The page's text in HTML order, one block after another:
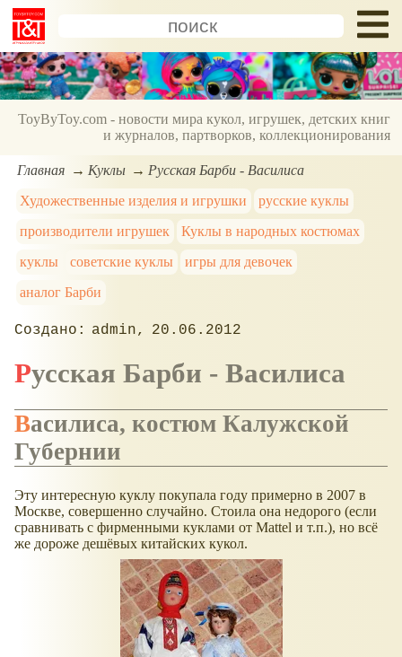
ToyByToy.com - новости мира кукол, игрушек, детских книг
и журналов, партворков, коллекционирования
Главная Куклы
Русская Барби - Василиса
Художественные изделия и игрушки
русские куклы
производители игрушек
Куклы в народных костюмах
куклы
советские куклы
игры для девочек
аналог Барби
admin 20.06.2012
Русская Барби - Василиса
Василиса, костюм Калужской
Губернии
Эту интересную куклу покупала году примерно в 2007 в
Москве, совершенно случайно. Стоила она недорого (если
сравнивать с фирменными куклами от Mattel и т.п.), но всё
же дороже дешёвых китайских кукол.